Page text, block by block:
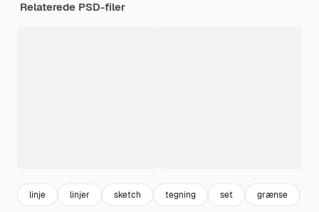
Relaterede PSD-filer
linje linjer sketch tegning set grænse